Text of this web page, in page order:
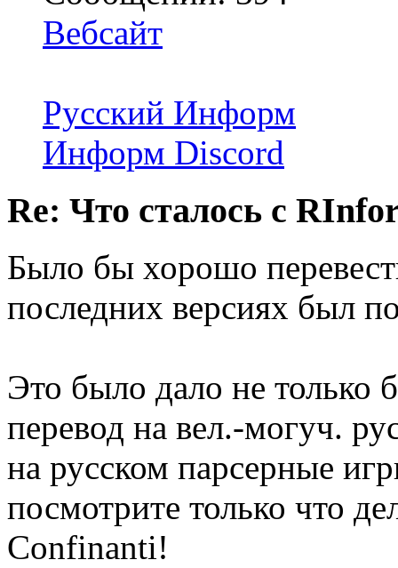
Вебсайт
Русский Информ
Информ Discord
Re: Что сталось с
Было бы хорошо
последних версиях был
Это было дало не только
перевод на вел.-могуч.
на русском парсерные
посмотрите только что
Confinanti!